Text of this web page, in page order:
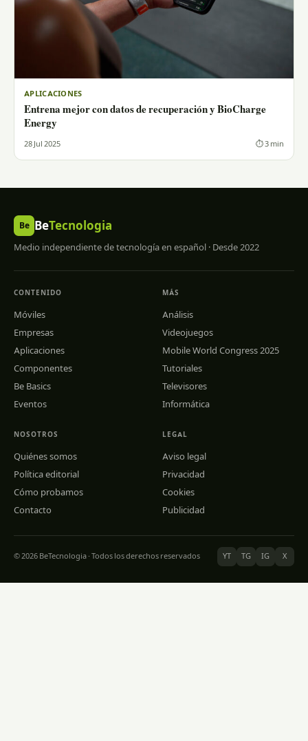
APLICACIONES
Entrena mejor con datos de recuperación y BioCharge
Energy
28 Jul 2025 ⏱ 3 min
Be BeTecnologia
Medio independiente de tecnología en español · Desde 2022
CONTENIDO
Móviles
Empresas
Aplicaciones
Componentes
Be Basics
Eventos
MÁS
Análisis
Videojuegos
Mobile World Congress 2025
Tutoriales
Televisores
Informática
NOSOTROS
Quiénes somos
Política editorial
Cómo probamos
Contacto
LEGAL
Aviso legal
Privacidad
Cookies
Publicidad
© 2026 BeTecnologia · Todos los derechos reservados YT TG IG X